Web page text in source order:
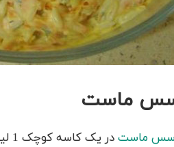
سس ماست
سس ماست